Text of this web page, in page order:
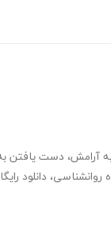
آرامش، دست یافتن
روانشناسی، دانلود